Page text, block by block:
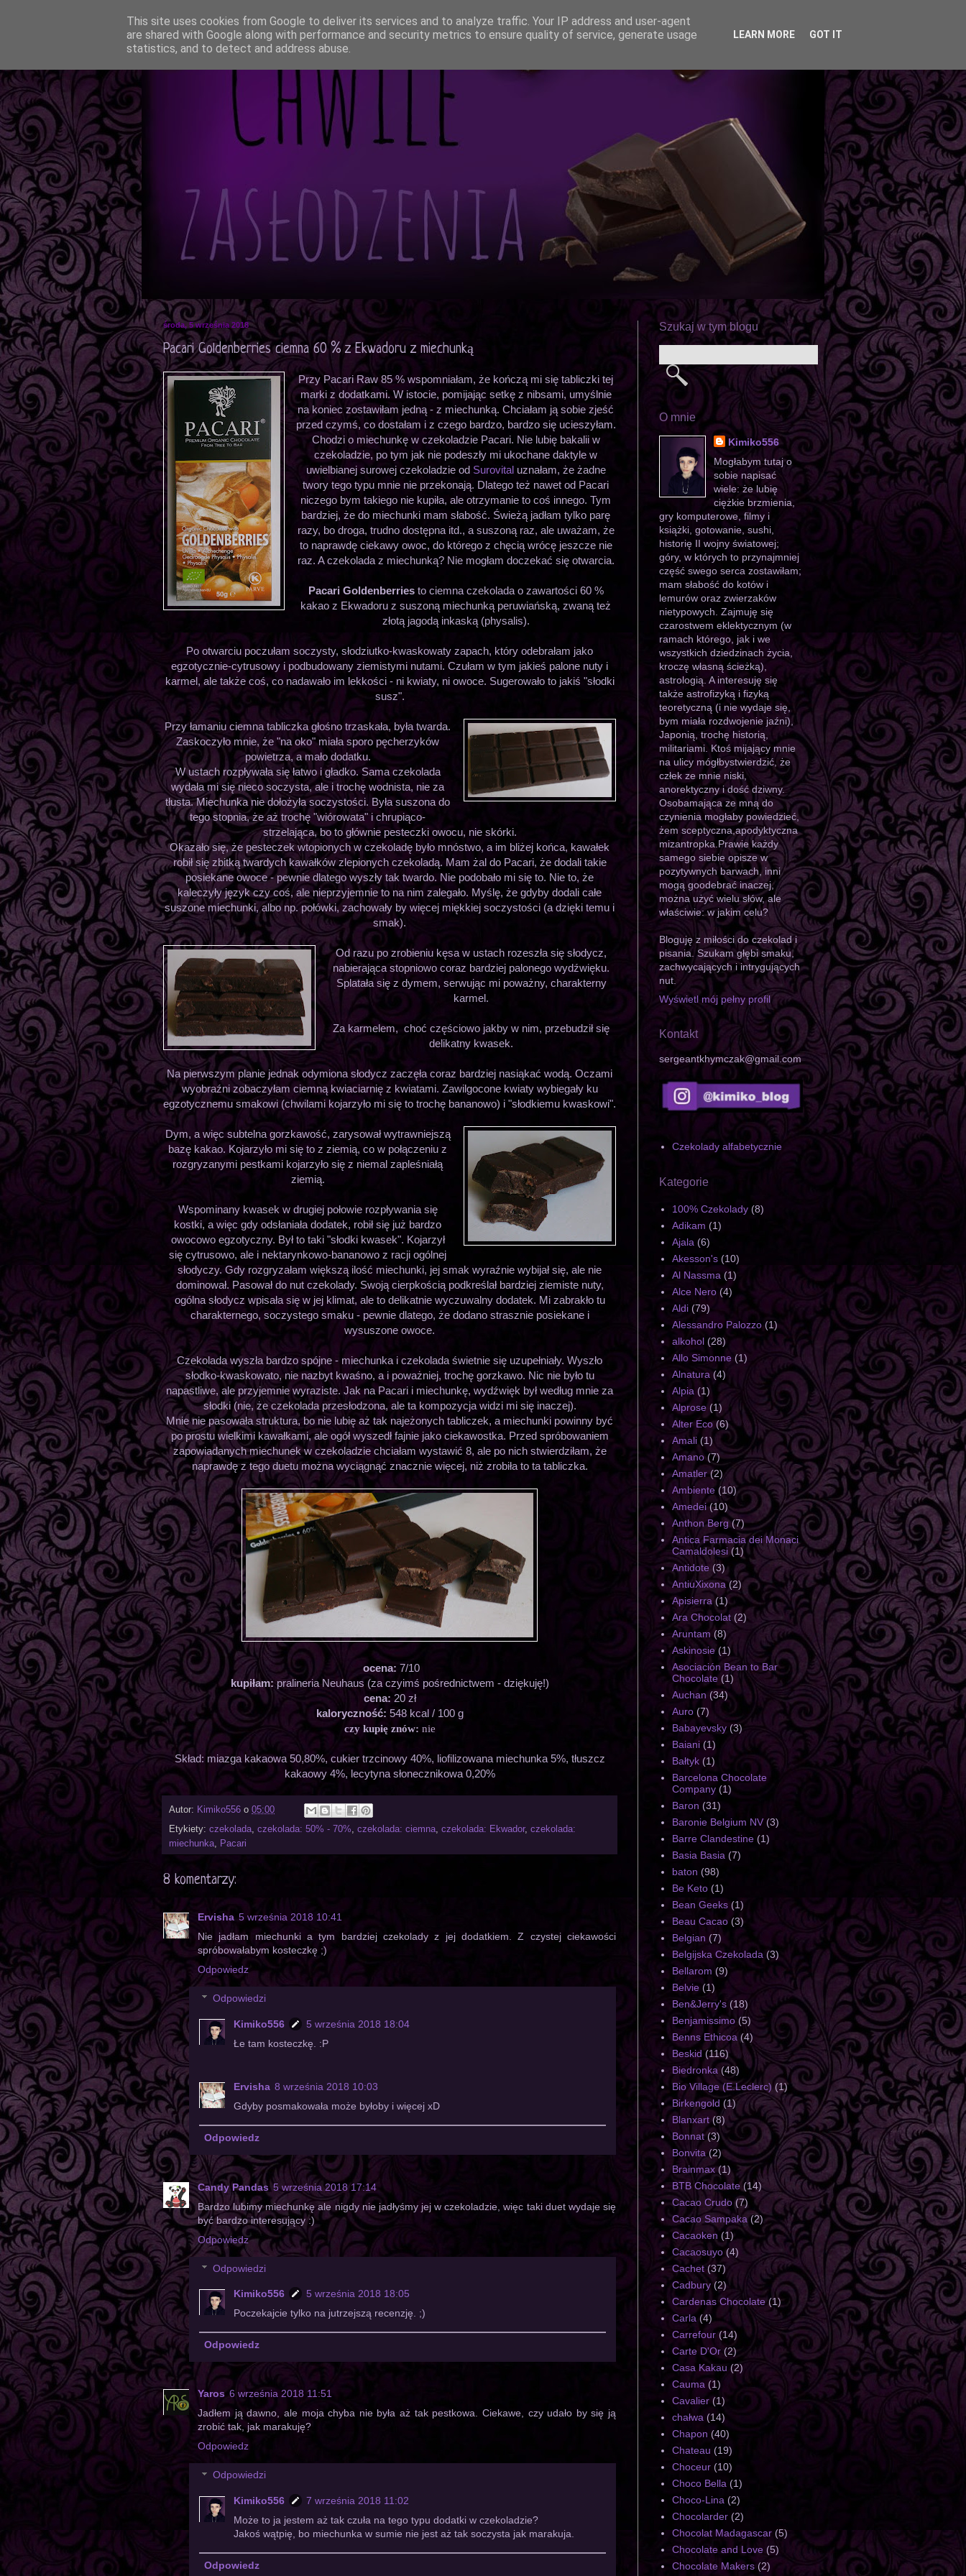
środa, 5 września 2018
Pacari Goldenberries ciemna 60 % z Ekwadoru z miechunką
Przy Pacari Raw 85 % wspomniałam, że kończą mi się tabliczki tej
marki z dodatkami. W istocie, pomijając setkę z nibsami, umyślnie
na koniec zostawiłam jedną - z miechunką. Chciałam ją sobie zjeść
przed czymś, co dostałam i z czego bardzo, bardzo się ucieszyłam.
Chodzi o miechunkę w czekoladzie Pacari. Nie lubię bakalii w
czekoladzie, po tym jak nie podeszły mi ukochane daktyle w
uwielbianej surowej czekoladzie od Surovitaluznałam, że żadne
twory tego typu mnie nie przekonają. Dlatego też nawet od Pacari
niczego bym takiego nie kupiła, ale otrzymanie to coś innego. Tym
bardziej, że do miechunki mam słabość. Świeżą jadłam tylko parę
razy, bo droga, trudno dostępna itd., a suszoną raz, ale uważam, że
to naprawdę ciekawy owoc, do którego z chęcią wrócę jeszcze nie
raz. A czekolada z miechunką? Nie mogłam doczekać się otwarcia.
Pacari Goldenberriesto ciemna czekolada o zawartości 60 %
kakao z Ekwadoru z suszoną miechunką peruwiańską, zwaną też
złotą jagodą inkaską (physalis).
Po otwarciu poczułam soczysty, słodziutko-kwaskowaty zapach, który odebrałam jako
egzotycznie-cytrusowy i podbudowany ziemistymi nutami. Czułam w tym jakieś palone nuty i
karmel, ale także coś, co nadawało im lekkości - ni kwiaty, ni owoce. Sugerowało to jakiś "słodki
susz".
Przy łamaniu ciemna tabliczka głośno trzaskała, była twarda.
Zaskoczyło mnie, że "na oko" miała sporo pęcherzyków
powietrza, a mało dodatku.
W ustach rozpływała się łatwo i gładko. Sama czekolada
wydała mi się nieco soczysta, ale i trochę wodnista, nie za
tłusta. Miechunka nie dołożyła soczystości. Była suszona do
tego stopnia, że aż trochę "wiórowata" i chrupiąco-
strzelająca, bo to głównie pesteczki owocu, nie skórki.
Okazało się, że pesteczek wtopionych w czekoladę było mnóstwo, a im bliżej końca, kawałek
robił się zbitką twardych kawałków zlepionych czekoladą. Mam żal do Pacari, że dodali takie
posiekane owoce - pewnie dlatego wyszły tak twardo. Nie podobało mi się to. Nie to, że
kaleczyły język czy coś, ale nieprzyjemnie to na nim zalegało. Myślę, że gdyby dodali całe
suszone miechunki, albo np. połówki, zachowały by więcej miękkiej soczystości (a dzięki temu i
smak).
Od razu po zrobieniu kęsa w ustach rozeszła się słodycz,
nabierająca stopniowo coraz bardziej palonego wydźwięku.
Splatała się z dymem, serwując mi poważny, charakterny
karmel.
Za karmelem, choć częściowo jakby w nim, przebudził się
delikatny kwasek.
Na pierwszym planie jednak odymiona słodycz zaczęła coraz bardziej nasiąkać wodą. Oczami
wyobraźni zobaczyłam ciemną kwiaciarnię z kwiatami. Zawilgocone kwiaty wybiegały ku
egzotycznemu smakowi (chwilami kojarzyło mi się to trochę bananowo) i "słodkiemu kwaskowi".
Dym, a więc subtelna gorzkawość, zarysował wytrawniejszą
bazę kakao. Kojarzyło mi się to z ziemią, co w połączeniu z
rozgryzanymi pestkami kojarzyło się z niemal zapleśniałą
ziemią.
Wspominany kwasek w drugiej połowie rozpływania się
kostki, a więc gdy odsłaniała dodatek, robił się już bardzo
owocowo egzotyczny. Był to taki "słodki kwasek". Kojarzył
się cytrusowo, ale i nektarynkowo-bananowo z racji ogólnej
słodyczy. Gdy rozgryzałam większą ilość miechunki, jej smak wyraźnie wybijał się, ale nie
dominował. Pasował do nut czekolady. Swoją cierpkością podkreślał bardziej ziemiste nuty,
ogólna słodycz wpisała się w jej klimat, ale to delikatnie wyczuwalny dodatek. Mi zabrakło tu
charakternego, soczystego smaku - pewnie dlatego, że dodano strasznie posiekane i
wysuszone owoce.
Czekolada wyszła bardzo spójne - miechunka i czekolada świetnie się uzupełniały. Wyszło
słodko-kwaskowato, nie nazbyt kwaśno, a i poważniej, trochę gorzkawo. Nic nie było tu
napastliwe, ale przyjemnie wyraziste. Jak na Pacari i miechunkę, wydźwięk był według mnie za
słodki (nie, że czekolada przesłodzona, ale ta kompozycja widzi mi się inaczej).
Mnie nie pasowała struktura, bo nie lubię aż tak najeżonych tabliczek, a miechunki powinny być
po prostu wielkimi kawałkami, ale ogół wyszedł fajnie jako ciekawostka. Przed spróbowaniem
zapowiadanych miechunek w czekoladzie chciałam wystawić 8, ale po nich stwierdziłam, że
naprawdę z tego duetu można wyciągnąć znacznie więcej, niż zrobiła to ta tabliczka.
ocena: 7/10
kupiłam:pralineria Neuhaus (za czyimś pośrednictwem - dziękuję!)
cena: 20 zł
kaloryczność: 548 kcal / 100 g
czy kupię znów: nie
Skład: miazga kakaowa 50,80%, cukier trzcinowy 40%, liofilizowana miechunka 5%, tłuszcz
kakaowy 4%, lecytyna słonecznikowa 0,20%
Autor: Kimiko556 o 05:00
Etykiety: czekolada, czekolada: 50% - 70%, czekolada: ciemna, czekolada: Ekwador, czekolada:
miechunka, Pacari
8 komentarzy:
Ervisha 5 września 2018 10:41
Nie jadłam miechunki a tym bardziej czekolady z jej dodatkiem. Z czystej ciekawości
spróbowałabym kosteczkę ;)
Odpowiedz
Odpowiedzi
Kimiko556
5 września 2018 18:04
Łe tam kosteczkę. :P
Ervisha 8 września 2018 10:03
Gdyby posmakowała może byłoby i więcej xD
Odpowiedz
Candy Pandas 5 września 2018 17:14
Bardzo lubimy miechunkę ale nigdy nie jadłyśmy jej w czekoladzie, więc taki duet wydaje się
być bardzo interesujący :)
Odpowiedz
Odpowiedzi
Kimiko556
5 września 2018 18:05
Poczekajcie tylko na jutrzejszą recenzję. ;)
Odpowiedz
Yaros 6 września 2018 11:51
Jadłem ją dawno, ale moja chyba nie była aż tak pestkowa. Ciekawe, czy udało by się ją
zrobić tak, jak marakuję?
Odpowiedz
Odpowiedzi
Kimiko556
7 września 2018 11:02
Może to ja jestem aż tak czuła na tego typu dodatki w czekoladzie?
Jakoś wątpię, bo miechunka w sumie nie jest aż tak soczysta jak marakuja.
Odpowiedz
Szukaj w tym blogu
O mnie
Kimiko556
Mogłabym tutaj o
sobie napisać
wiele: że lubię
ciężkie brzmienia,
gry komputerowe, filmy i
książki, gotowanie, sushi,
historię II wojny światowej;
góry, w których to przynajmniej
część swego serca zostawiłam;
mam słabość do kotów i
lemurów oraz zwierzaków
nietypowych. Zajmuję się
czarostwem eklektycznym (w
ramach którego, jak i we
wszystkich dziedzinach życia,
kroczę własną ścieżką),
astrologią. A interesuję się
także astrofizyką i fizyką
teoretyczną (i nie wydaje się,
bym miała rozdwojenie jaźni),
Japonią, trochę historią,
militariami. Ktoś mijający mnie
na ulicy mógłbystwierdzić, że
człek ze mnie niski,
anorektyczny i dość dziwny.
Osobamająca ze mną do
czynienia mogłaby powiedzieć,
żem sceptyczna,apodyktyczna
mizantropka.Prawie każdy
samego siebie opisze w
pozytywnych barwach, inni
mogą goodebrać inaczej,
można użyć wielu słów, ale
właściwie: w jakim celu?
Bloguję z miłości do czekolad i
pisania. Szukam głębi smaku,
zachwycających i intrygujących
nut.
Wyświetl mój pełny profil
Kontakt
sergeantkhymczak@gmail.com
Czekolady alfabetycznie
Kategorie
100% Czekolady (8)
Adikam (1)
Ajala (6)
Akesson's (10)
Al Nassma (1)
Alce Nero (4)
Aldi (79)
Alessandro Palozzo (1)
alkohol (28)
Allo Simonne (1)
Alnatura (4)
Alpia (1)
Alprose (1)
Alter Eco (6)
Amali (1)
Amano (7)
Amatler (2)
Ambiente (10)
Amedei (10)
Anthon Berg (7)
Antica Farmacia dei Monaci
Camaldolesi (1)
Antidote (3)
AntiuXixona (2)
Apisierra (1)
Ara Chocolat (2)
Aruntam (8)
Askinosie (1)
Asociación Bean to Bar
Chocolate (1)
Auchan (34)
Auro (7)
Babayevsky (3)
Baiani (1)
Bałtyk (1)
Barcelona Chocolate
Company (1)
Baron (31)
Baronie Belgium NV (3)
Barre Clandestine (1)
Basia Basia (7)
baton (98)
Be Keto (1)
Bean Geeks (1)
Beau Cacao (3)
Belgian (7)
Belgijska Czekolada (3)
Bellarom (9)
Belvie (1)
Ben&Jerry's (18)
Benjamissimo (5)
Benns Ethicoa (4)
Beskid (116)
Biedronka (48)
Bio Village (E.Leclerc) (1)
Birkengold (1)
Blanxart (8)
Bonnat (3)
Bonvita (2)
Brainmax (1)
BTB Chocolate (14)
Cacao Crudo (7)
Cacao Sampaka (2)
Cacaoken (1)
Cacaosuyo (4)
Cachet (37)
Cadbury (2)
Cardenas Chocolate (1)
Carla (4)
Carrefour (14)
Carte D'Or (2)
Casa Kakau (2)
Cauma (1)
Cavalier (1)
chałwa (14)
Chapon (40)
Chateau (19)
Choceur (10)
Choco Bella (1)
Choco-Lina (2)
Chocolarder (2)
Chocolat Madagascar (5)
Chocolate and Love (5)
Chocolate Makers (2)
This site uses cookies from Google to deliver its services and to analyze traffic. Your IP address and user-agent
are shared with Google along with performance and security metrics to ensure quality of service, generate usage
statistics, and to detect and address abuse.
LEARN MORE GOT IT